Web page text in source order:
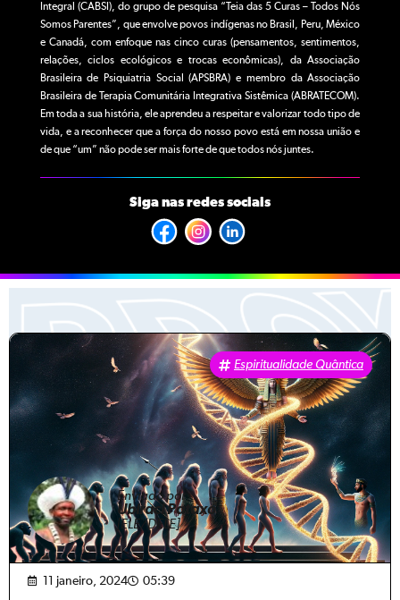
Integral (CABSI), do grupo de pesquisa “Teia das 5 Curas – Todos Nós
Somos Parentes”, que envolve povos indígenas no Brasil, Peru, México
e Canadá, com enfoque nas cinco curas (pensamentos, sentimentos,
relações, ciclos ecológicos e trocas econômicas), da Associação
Brasileira de Psiquiatria Social (APSBRA) e membro da Associação
Brasileira de Terapia Comunitária Integrativa Sistêmica (ABRATECOM).
Em toda a sua história, ele aprendeu a respeitar e valorizar todo tipo de
vida, e a reconhecer que a força do nosso povo está em nossa união e
de que “um” não pode ser mais forte de que todos nós juntes.
Siga nas redes sociais
Espiritualidade Quântica
Enviado por
Ubiraci Pataxó
[ELE/DELE]
11 janeiro, 2024 05:39